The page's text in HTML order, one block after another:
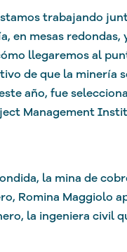
trabajando
en mesas redondas,
llegaremos al
de que la minería
año, fue
Management
la mina de
Romina Maggiolo
la ingeniera civil